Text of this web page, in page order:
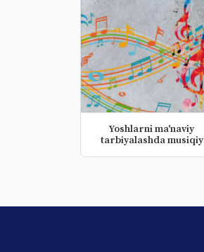
Yoshlarni ma'naviy
tarbiyalashda musiqiy